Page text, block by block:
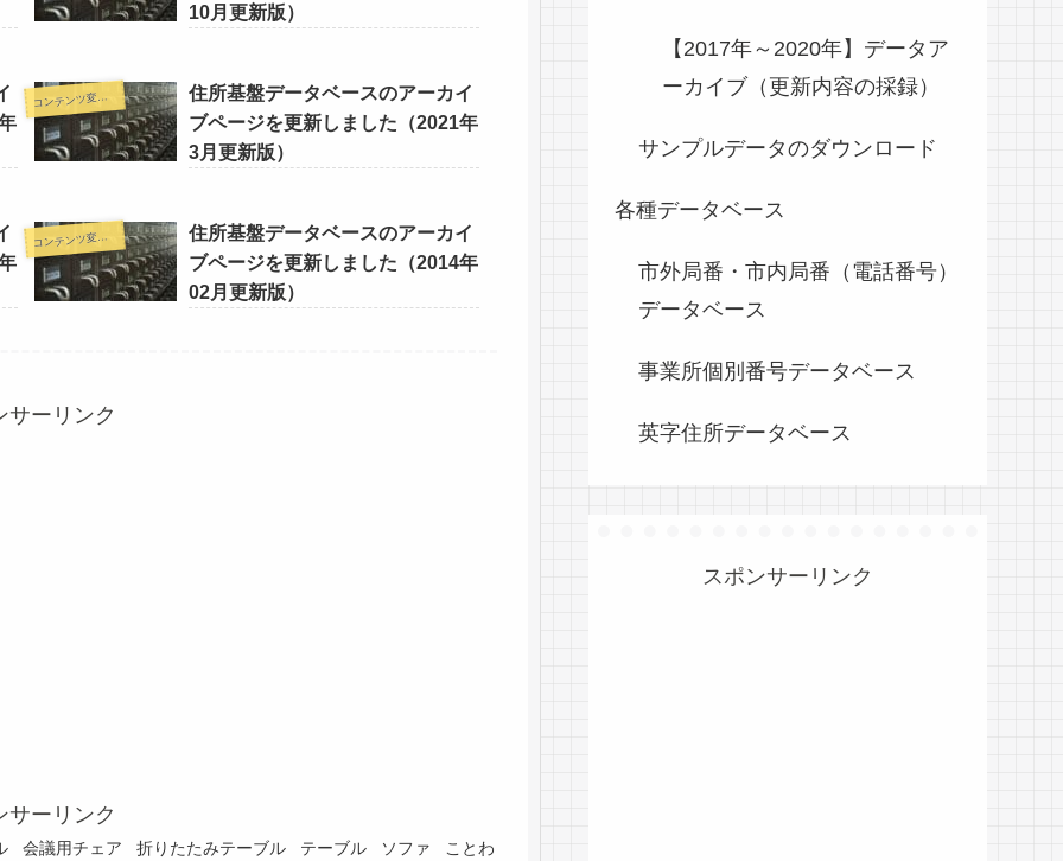
10月更新版）
コ
ンテンツ変更情報
住所基盤データベースのアーカイ
ブページを更新しました（2021年
3月更新版）
コ
ンテンツ変更情報
住所基盤データベースのアーカイ
ブページを更新しました（2014年
02月更新版）
サーリンク
サーリンク
会議用チェア 折りたたみテーブル テーブル ソファ ことわ
【2017年～2020年】データア
ーカイブ（更新内容の採録）
サンプルデータのダウンロード
各種データベース
市外局番・市内局番（電話番号）
データベース
事業所個別番号データベース
英字住所データベース
スポンサーリンク